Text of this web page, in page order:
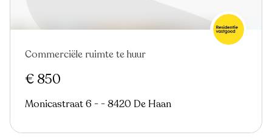
Nieuw
Commerciële ruimte te huur
€ 850
Monicastraat 6 - - 8420 De Haan